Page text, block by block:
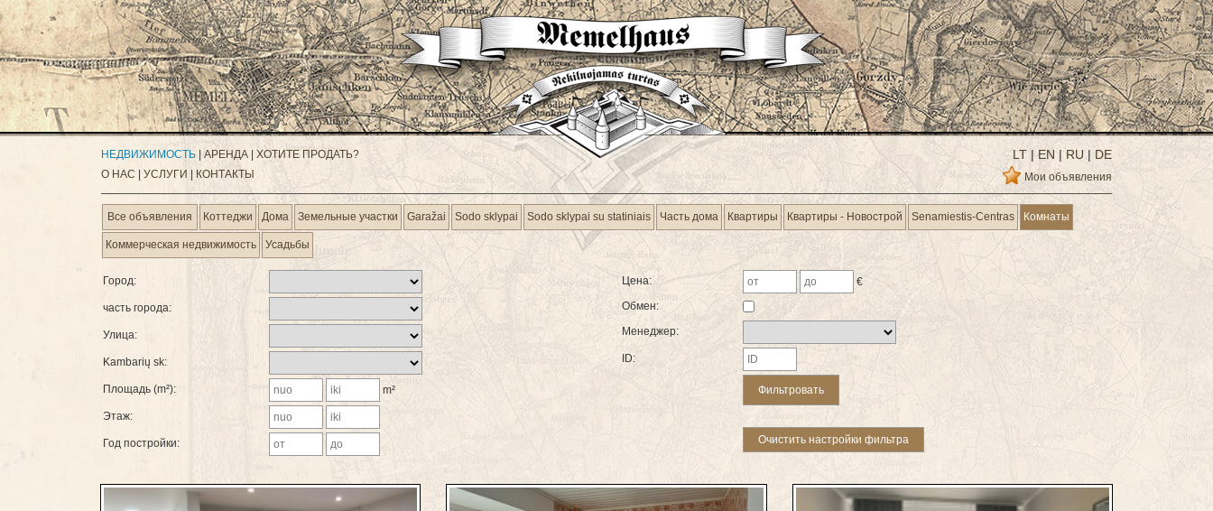
НЕДВИЖИМОСТЬ АРЕНДА
ХОТИТЕ ПРОДАТЬ?
О НАС
УСЛУГИ | КОНТАКТЫ
LT | EN | RU | DE
Мои объявления
Все объявления Коттеджи Дома Земельные участки Garažai Sodo sklypai Sodo sklypai su statiniais Часть дома Квартиры Квартиры - Новострой Senamiestis-Centras Комнаты
Коммерческая недвижимость Усадьбы
Город:
часть города:
Улица:
Kambarių sk:
Площадь (m²): m²
Этаж:
Год постройки:
Цена:
€
Обмен:
Менеджер:
ID: